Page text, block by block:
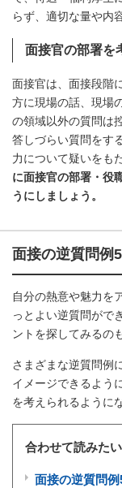
らず、適切な量や内
面接官の部署を
面接官は、面接段階
方に現場の話、現場
の領域以外の質問は
答しづらい質問をす
力について疑いをも
に面接官の部署・役
うにしましょう。
面接の逆質問例
自分の熱意や魅力を
っとよい逆質問がで
ントを探してみるの
さまざまな逆質問例
イメージできるよう
を考えられるように
合わせて読みたい
面接の逆質問